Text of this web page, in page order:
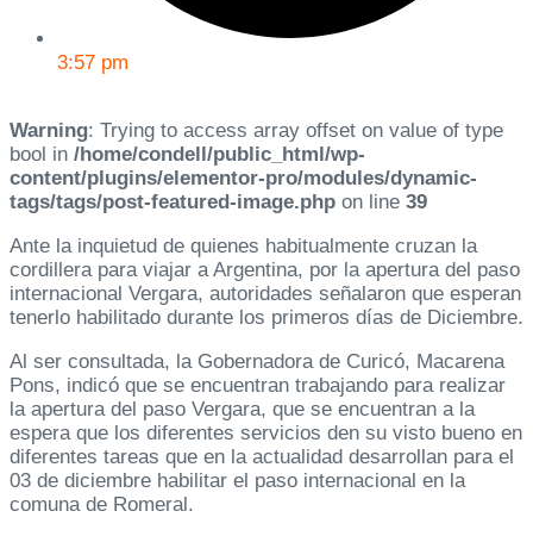
3:57 pm
Warning: Trying to access array offset on value of type
bool in /home/condell/public_html/wp-
content/plugins/elementor-pro/modules/dynamic-
tags/tags/post-featured-image.php on line 39
Ante la inquietud de quienes habitualmente cruzan la
cordillera para viajar a Argentina, por la apertura del paso
internacional Vergara, autoridades señalaron que esperan
tenerlo habilitado durante los primeros días de Diciembre.
Al ser consultada, la Gobernadora de Curicó, Macarena
Pons, indicó que se encuentran trabajando para realizar
la apertura del paso Vergara, que se encuentran a la
espera que los diferentes servicios den su visto bueno en
diferentes tareas que en la actualidad desarrollan para el
03 de diciembre habilitar el paso internacional en la
comuna de Romeral.